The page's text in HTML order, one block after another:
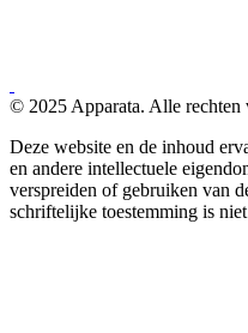
© 2025 Apparata. Alle rechten
Deze website en de inhoud
en andere intellectuele
verspreiden of gebruiken van
schriftelijke toestemming is niet